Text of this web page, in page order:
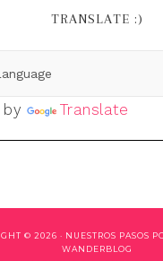
TRANSLATE :)
by Translate
© 2026 · NUESTROS PASOS
WANDERBLOG